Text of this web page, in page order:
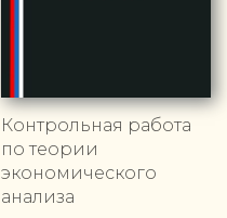
Контрольная работа
по теории
экономического
анализа